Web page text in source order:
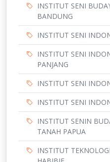
INSTITUT SENI
BANDUNG
INSTITUT SENI
INSTITUT SENI
PANJANG
INSTITUT SENI
INSTITUT SENI
INSTITUT SENIN
TANAH PAPUA
INSTITUT